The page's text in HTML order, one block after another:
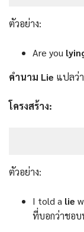
ตัวอย่าง:
Are you
คำนาม Lie แปลว่
โครงสร้าง:
ตัวอย่าง:
I told a lie
ที่บอกว่าชอบ